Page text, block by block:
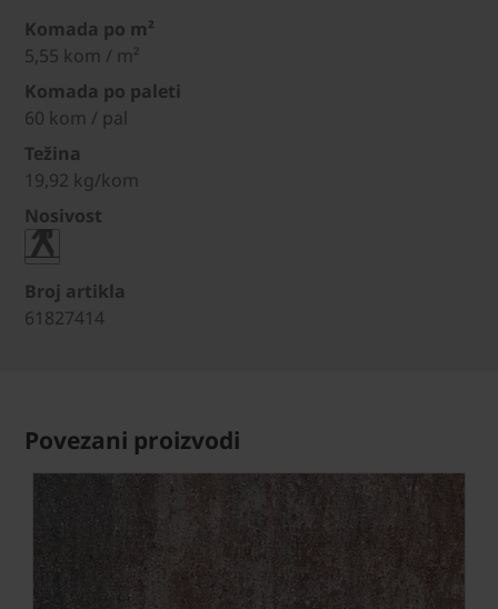
Komada po m²
5,55 kom / m²
Komada po paleti
60 kom / pal
Težina
19,92 kg/kom
Nosivost
Broj artikla
61827414
Povezani proizvodi